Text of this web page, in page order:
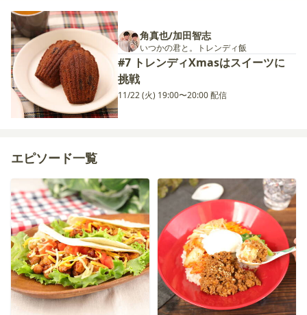
角真也/加田智志
いつかの君と。トレンディ飯
#7 トレンディXmasはスイーツに
挑戦
11/22 (火) 19:00〜20:00 配信
エピソード一覧